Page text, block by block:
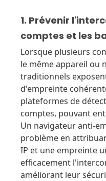
1. Prévenir
comptes et les
Lorsque plusieurs
le même appareil ou
traditionnels
d'empreinte
plateformes de
comptes, pouvant
Un navigateur anti-
problème en
IP et une empreinte
efficacement
améliorant leur